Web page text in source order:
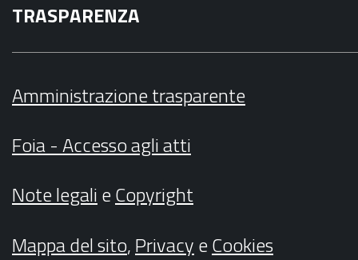
TRASPARENZA
Amministrazione trasparente
Foia - Accesso agli atti
Note legalieCopyright
Mappa del sito,PrivacyeCookies